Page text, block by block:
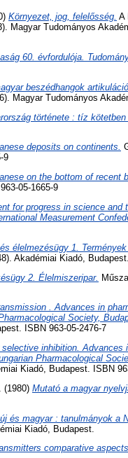
Környezet, jog, felelősség. A
Magyar Tudományos
60. évfordulója.
beszédhangok
Magyar Tudományos
története : tíz kötetben
deposits on continents.
9
on the bottom of recent
05-1665-9
for progress in science and
Measurement
élelmezésügy 1.
Akadémiai Kiadó,
2. Élelmiszeripar.
. Advances in
Society,
ISBN 963-05-2476-7
inhibition. Advances
Pharmacological
Kiadó, Budapest. ISBN
(1980) Mutató a magyar
és magyar : tanulmányok a
Kiadó, Budapest.
comparative